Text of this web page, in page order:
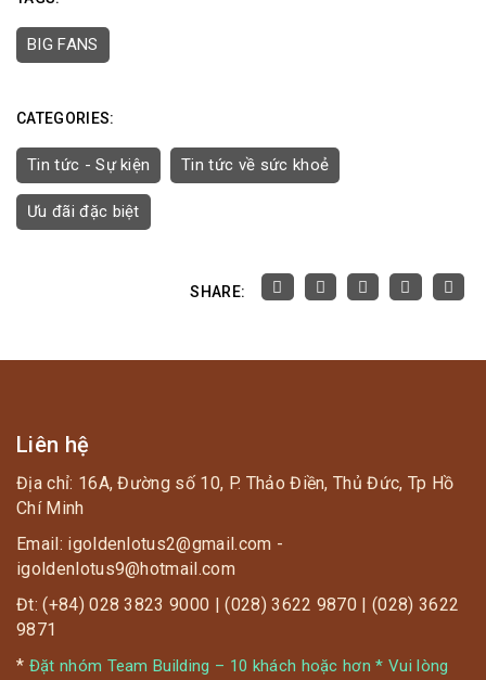
BIG FANS
CATEGORIES:
Tin tức - Sự kiện Tin tức về sức khoẻ
Ưu đãi đặc biệt
SHARE:
Liên hệ
Địa chỉ: 16A, Đường số 10, P. Thảo Điền, Thủ Đức, Tp Hồ
Chí Minh
Email: igoldenlotus2@gmail.com -
igoldenlotus9@hotmail.com
Đt: (+84) 028 3823 9000 | (028) 3622 9870 | (028) 3622
9871
* Đặt nhóm Team Building – 10 khách hoặc hơn * Vui lòng